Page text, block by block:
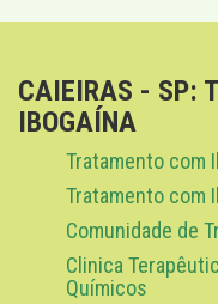
CAIEIRAS - SP:
IBOGAÍNA
Tratamento com
Tratamento com
Comunidade de
Clinica
Químicos